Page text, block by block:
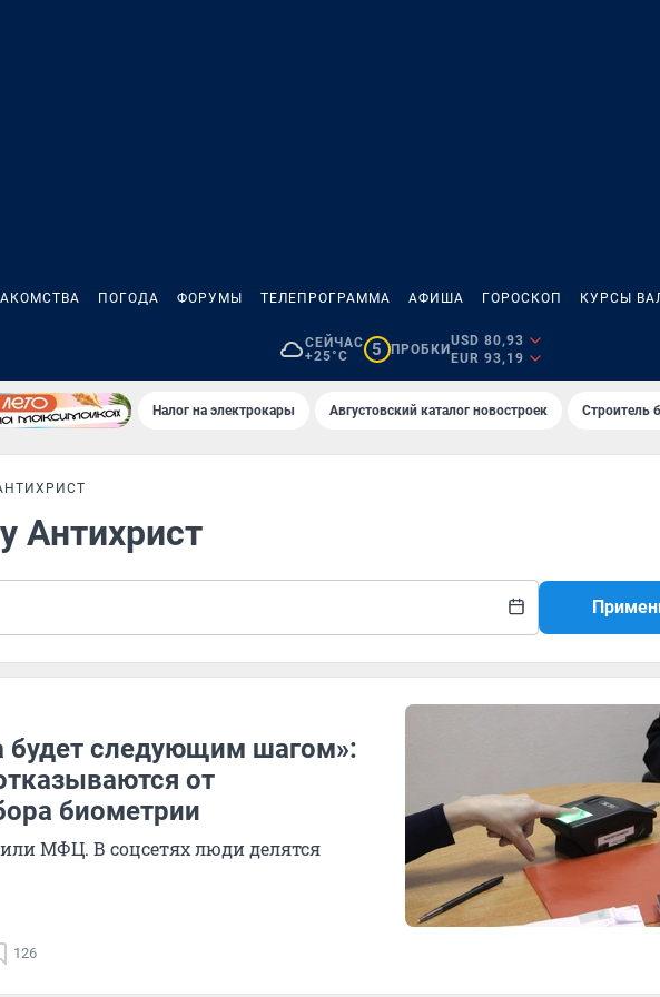
ПОГОДА ФОРУМЫ ТЕЛЕПРОГРАММА АФИША ГОРОСКОП КУРСЫ
СЕЙЧАС
+25°C
5 ПРОБКИ
USD 80,93
EUR 93,19
Налог на электрокары Августовский каталог новостроек Строитель
Антихрист
будет следующим шагом»:
от
биометрии
МФЦ. В соцсетях люди делятся
126